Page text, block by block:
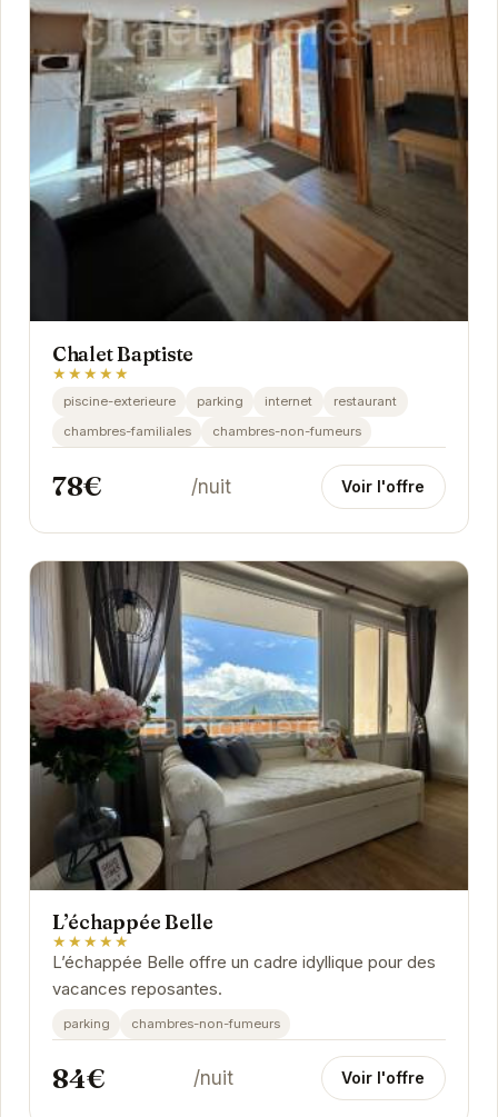
Chalet Baptiste
★★★★★
piscine-exterieure parking internet
restaurant
chambres-familiales
chambres-non-fumeurs
78€ /nuit Voir l'offre
L’échappée Belle
★★★★★
L’échappée Belle offre un cadre idyllique pour des
vacances reposantes.
parking chambres-non-fumeurs
84€ /nuit Voir l'offre